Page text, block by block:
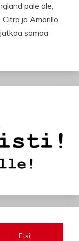
pale ale,
ja Amarillo.
samaa
Etsi